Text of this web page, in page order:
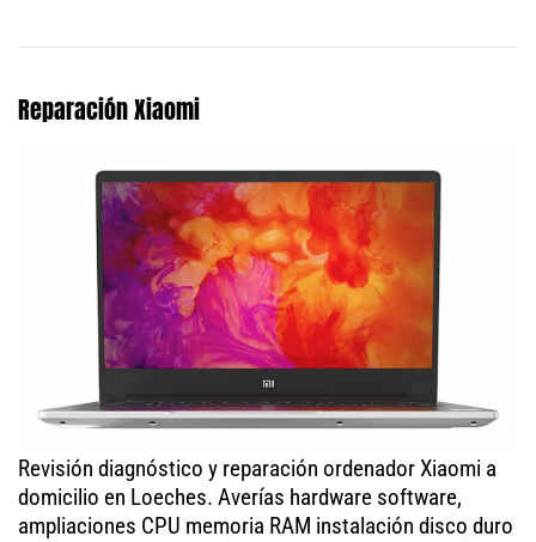
Reparación Xiaomi
Revisión diagnóstico y reparación ordenador Xiaomi a
domicilio en Loeches. Averías hardware software,
ampliaciones CPU memoria RAM instalación disco duro